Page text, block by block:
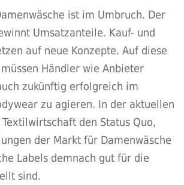
ist im Umbruch. Der
Umsatzanteile. Kauf- und
auf neue Konzepte. Auf diese
Händler wie Anbieter
zukünftig erfolgreich im
zu agieren. In der aktuellen
den Status Quo,
der Markt für Damenwäsche
Labels demnach gut für die
sind.